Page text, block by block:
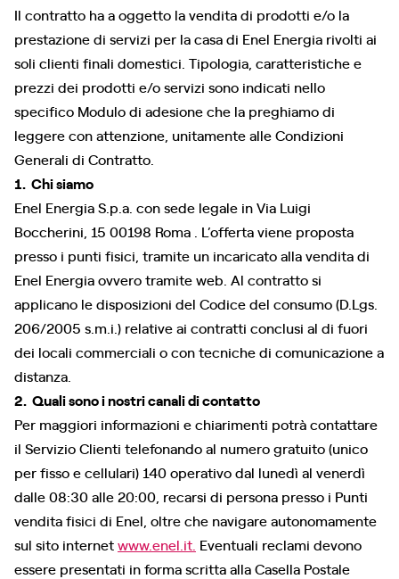
Il contratto ha a oggetto la vendita di prodotti e/o la
prestazione di servizi per la casa di Enel Energia rivolti ai
soli clienti finali domestici. Tipologia, caratteristiche e
prezzi dei prodotti e/o servizi sono indicati nello
specifico Modulo di adesione che la preghiamo di
leggere con attenzione, unitamente alle Condizioni
Generali di Contratto.
1. Chi siamo
Enel Energia S.p.a. con sede legale in Via Luigi
Boccherini, 15 00198 Roma . L’offerta viene proposta
presso i punti fisici, tramite un incaricato alla vendita di
Enel Energia ovvero tramite web. Al contratto si
applicano le disposizioni del Codice del consumo (D.Lgs.
206/2005 s.m.i.) relative ai contratti conclusi al di fuori
dei locali commerciali o con tecniche di comunicazione a
distanza.
2. Quali sono i nostri canali di contatto
Per maggiori informazioni e chiarimenti potrà contattare
il Servizio Clienti telefonando al numero gratuito (unico
per fisso e cellulari) 140 operativo dal lunedì al venerdì
dalle 08:30 alle 20:00, recarsi di persona presso i Punti
vendita fisici di Enel, oltre che navigare autonomamente
sul sito internetwww.enel.it. Eventuali reclami devono
essere presentati in forma scritta alla Casella Postale